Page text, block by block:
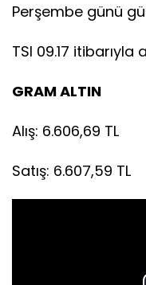
Perşembe günü
TSI 09.17 itibarıyla
GRAM ALTIN
Alış: 6.606,69 TL
Satış: 6.607,59 TL